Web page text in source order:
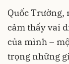
Quốc Trường,
cảm thấy vai
của mình –
trọng những